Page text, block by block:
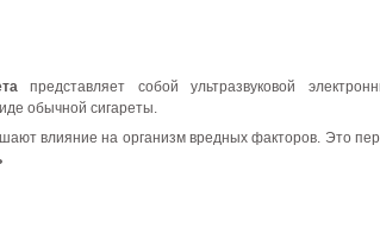
представляет собой ультразвуковой
обычной сигареты.
влияние на организм вредных факторов. Это